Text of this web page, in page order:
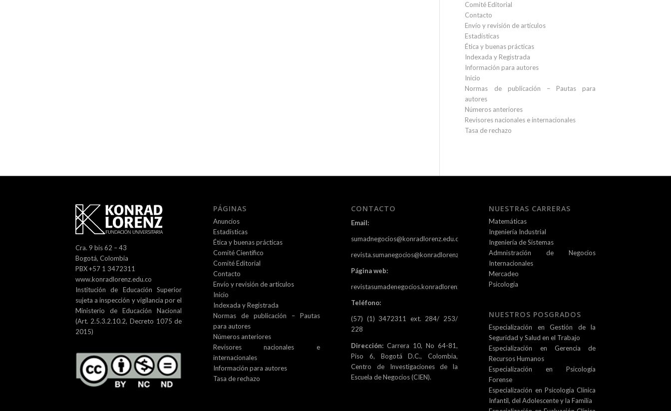
Comité Editorial
Contacto
Envío y revisión de artículos
Estadísticas
Ética y buenas prácticas
Indexada y Registrada
Información para autores
Inicio
Normas de publicación – Pautas para
autores
Números anteriores
Revisores nacionales e internacionales
Tasa de rechazo
Cra. 9 bis 62 – 43
Bogotá, Colombia
PBX +57 1 3472311
www.konradlorenz.edu.co
Institución de Educación Superior
sujeta a inspección y vigilancia por el
Ministerio de Educación Nacional
(Art. 2.5.3.2.10.2, Decreto 1075 de
2015)
PÁGINAS
Anuncios
Estadísticas
Ética y buenas prácticas
Comité Científico
Comité Editorial
Contacto
Envío y revisión de artículos
Inicio
Indexada y Registrada
Normas de publicación – Pautas
para autores
Números anteriores
Revisores nacionales e
internacionales
Información para autores
Tasa de rechazo
CONTACTO
Email:
sumadnegocios@konradlorenz.edu.co
revista.sumanegocios@konradlorenz.edu.co
Página web:
revistasumadenegocios.konradlorenz.edu.co
Teléfono:
(57) (1) 3472311 ext. 284/ 253/
228
Dirección: Carrera 10, No 64-81,
Piso 6, Bogotá D.C., Colombia,
Centro de Investigaciones de la
Escuela de Negocios (CIEN).
NUESTRAS CARRERAS
Matemáticas
Ingeniería Industrial
Ingeniería de Sistemas
Admnistración de Negocios
Internacionales
Mercadeo
Psicología
NUESTROS POSGRADOS
Especialización en Gestión de la
Seguridad y Salud en el Trabajo
Especialización en Gerencia de
Recursos Humanos
Especialización en Psicología
Forense
Especialización en Psicología Clínica
Infantil, del Adolescente y la Familia